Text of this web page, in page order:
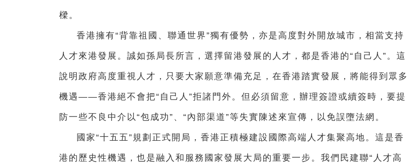
樑。
香港擁有“背靠祖國、聯通世界”獨有優勢，亦是高度對外開放城市，相當支持
人才來港發展。誠如孫局長所言，選擇留港發展的人才，都是香港的“自己人”。這
說明政府高度重視人才，只要大家願意準備充足，在香港踏實發展，將能得到眾多
機遇——香港絕不會把“自己人”拒諸門外。但必須留意，辦理簽證或續簽時，要提
防一些不良中介以“包成功”、“內部渠道”等失實陳述來宣傳，以免誤墮法網。
國家“十五五”規劃正式開局，香港正積極建設國際高端人才集聚高地。這是香
港的歷史性機遇，也是融入和服務國家發展大局的重要一步。我們民建聯“人才高